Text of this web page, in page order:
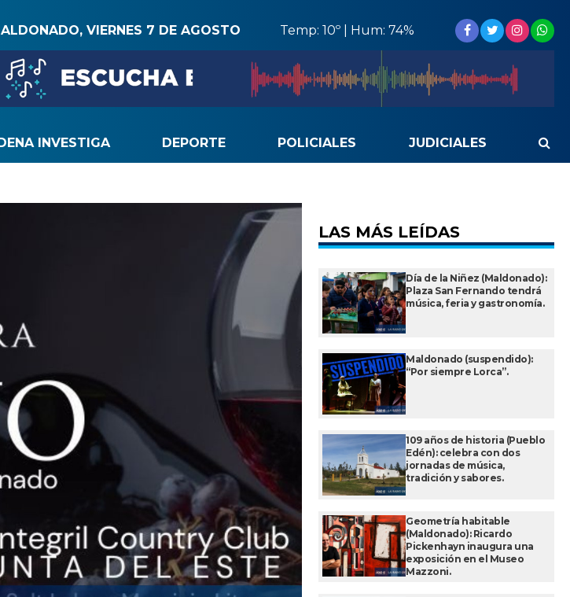
VIERNES 7 DE AGOSTO Temp: 10º | Hum: 74%
INVESTIGA DEPORTE POLICIALES JUDICIALES
LAS MÁS LEÍDAS
Día de la Niñez (Maldonado):
Plaza San Fernando tendrá
música, feria y gastronomía.
Maldonado (suspendido):
“Por siempre Lorca”.
109 años de historia (Pueblo
Edén): celebra con dos
jornadas de música,
tradición y sabores.
Geometría habitable
(Maldonado): Ricardo
Pickenhayn inaugura una
exposición en el Museo
Mazzoni.